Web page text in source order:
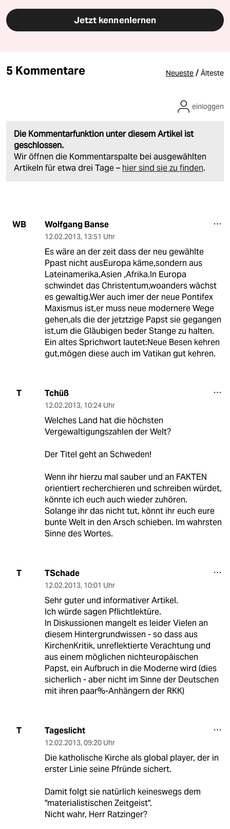
Jetzt kennenlernen
5 Kommentare Neueste / Älteste
Die Kommentarfunktion unter diesem Artikel ist
geschlossen.
Wir öffnen die Kommentarspalte bei ausgewählten
Artikeln für etwa drei Tage – hier sind sie zu finden.
einloggen
WB Wolfgang Banse
12.02.2013, 13:51 Uhr
Es wäre an der zeit dass der neu gewählte
Ppast nicht ausEuropa käme,sondern aus
Lateinamerika,Asien ,Afrika.In Europa
schwindet das Christentum,woanders wächst
es gewaltig.Wer auch imer der neue Pontifex
Maxismus ist,er muss neue modernere Wege
gehen,als die der jetztzige Papst sie gegangen
ist,um die Gläubigen beder Stange zu halten.
Ein altes Sprichwort lautet:Neue Besen kehren
gut,mögen diese auch im Vatikan gut kehren.
T Tchüß
12.02.2013, 10:24 Uhr
Welches Land hat die höchsten
Vergewaltigungszahlen der Welt?
Der Titel geht an Schweden!
Wenn ihr hierzu mal sauber und an FAKTEN
orientiert recherchieren und schreiben würdet,
könnte ich euch auch wieder zuhören.
Solange ihr das nicht tut, könnt ihr euch eure
bunte Welt in den Arsch schieben. Im wahrsten
Sinne des Wortes.
T TSchade
12.02.2013, 10:01 Uhr
Sehr guter und informativer Artikel.
Ich würde sagen Pflichtlektüre.
In Diskussionen mangelt es leider Vielen an
diesem Hintergrundwissen - so dass aus
KirchenKritik, unreflektierte Verachtung und
aus einem möglichen nichteuropäischen
Papst, ein Aufbruch in die Moderne wird (dies
sicherlich - aber nicht im Sinne der Deutschen
mit ihren paar%-Anhängern der RKK)
T Tageslicht
12.02.2013, 09:20 Uhr
Die katholische Kirche als global player, der in
erster Linie seine Pfründe sichert.
Damit folgt sie natürlich keineswegs dem
"materialistischen Zeitgeist".
Nicht wahr, Herr Ratzinger?